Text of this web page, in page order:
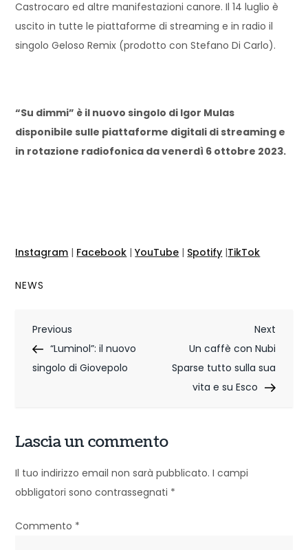
Castrocaro ed altre manifestazioni canore. Il 14 luglio è
uscito in tutte le piattaforme di streaming e in radio il
singolo Geloso Remix (prodotto con Stefano Di Carlo).
“Su dimmi” è il nuovo singolo di Igor Mulas
disponibile sulle piattaforme digitali di streaming e
in rotazione radiofonica da venerdì 6 ottobre 2023.
Instagram | Facebook |YouTube | Spotify |TikTok
NEWS
N
a
g
a
z
i
Previous
Post
Previous
“Luminol”: il nuovo
singolo di Giovepolo
Next
Post
Next
Un caffè con Nubi
Sparse tutto sulla sua
vita e su Esco
Lascia un commento
Il tuo indirizzo email non sarà pubblicato. I campi
obbligatori sono contrassegnati *
Commento *